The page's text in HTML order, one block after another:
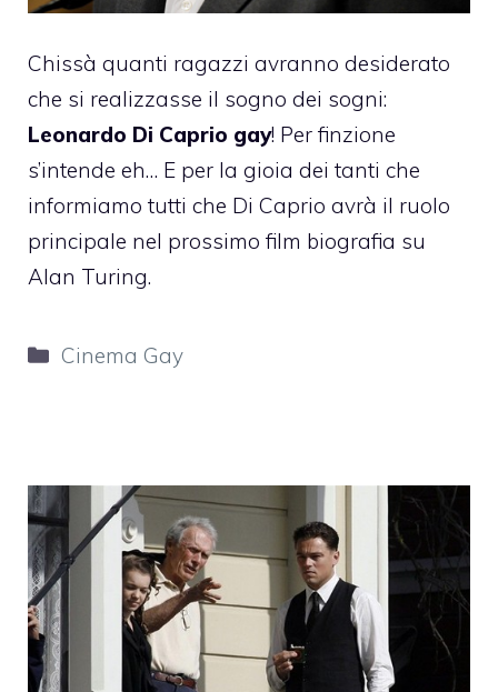
Chissà quanti ragazzi avranno desiderato
che si realizzasse il sogno dei sogni:
Leonardo Di Caprio gay! Per finzione
s’intende eh… E per la gioia dei tanti che
informiamo tutti che Di Caprio avrà il ruolo
principale nel prossimo film biografia su
Alan Turing.
Categorie
Cinema Gay